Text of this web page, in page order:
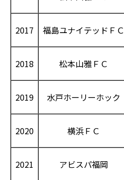
2017 福島ユナイテッドＦＣ
2018 松本山雅ＦＣ
2019 水戸ホーリーホック
2020 横浜ＦＣ
2021 アビスパ福岡